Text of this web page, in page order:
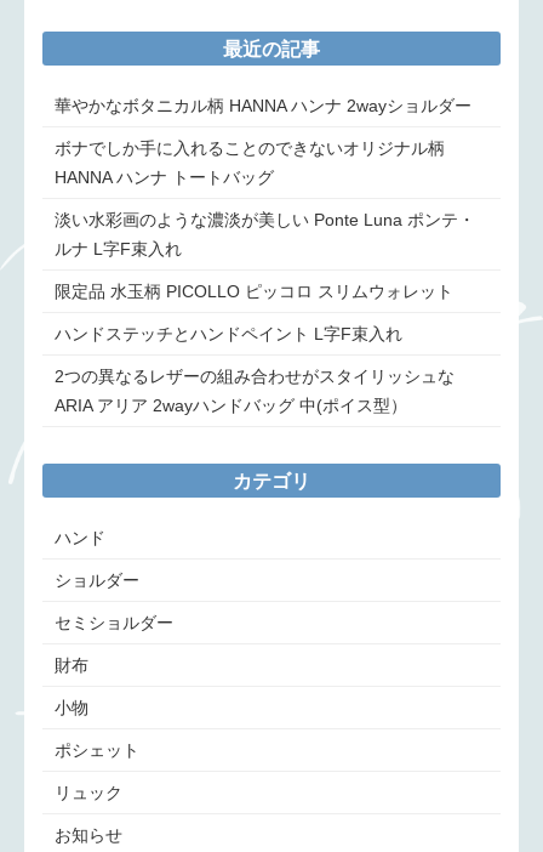
最近の記事
華やかなボタニカル柄 HANNA ハンナ 2wayショルダー
ボナでしか手に入れることのできないオリジナル柄
HANNA ハンナ トートバッグ
淡い水彩画のような濃淡が美しい Ponte Luna ポンテ・
ルナ L字F束入れ
限定品 水玉柄 PICOLLO ピッコロ スリムウォレット
ハンドステッチとハンドペイント L字F束入れ
2つの異なるレザーの組み合わせがスタイリッシュな
ARIA アリア 2wayハンドバッグ 中(ポイス型）
カテゴリ
ハンド
ショルダー
セミショルダー
財布
小物
ポシェット
リュック
お知らせ